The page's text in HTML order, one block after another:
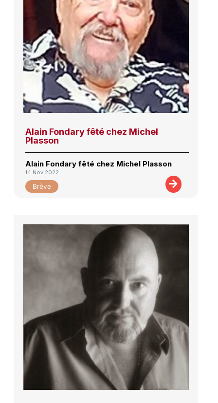
Alain Fondary fêté chez Michel
Plasson
Alain Fondary fêté chez Michel Plasson
14 Nov 2022
Brève